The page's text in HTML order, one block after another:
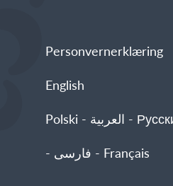
Personvernerklæring
English
Polski - العربية - Русский
- فارسی - Français